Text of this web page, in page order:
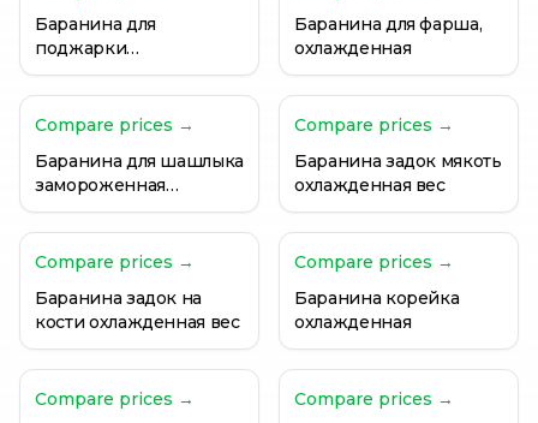
Баранина для
поджарки
охлажденная
Баранина для фарша,
охлажденная
Compare prices →
Баранина для шашлыка
замороженная
Австралийский ТД
Compare prices →
Баранина задок мякоть
охлажденная вес
Compare prices →
Баранина задок на
кости охлажденная вес
Compare prices →
Баранина корейка
охлажденная
Compare prices →
Compare prices →